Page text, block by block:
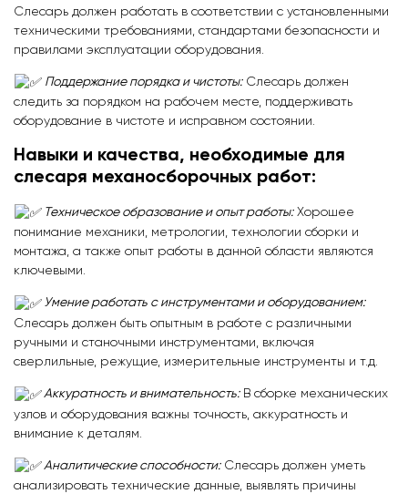
Слесарь должен работать в соответствии с установленными
техническими требованиями, стандартами безопасности и
правилами эксплуатации оборудования.
Поддержание порядка и чистоты:Слесарь должен
следить за порядком на рабочем месте, поддерживать
оборудование в чистоте и исправном состоянии.
Навыки и качества, необходимые для
слесаря механосборочных работ:
Техническое образование и опыт работы:Хорошее
понимание механики, метрологии, технологии сборки и
монтажа, а также опыт работы в данной области являются
ключевыми.
Умение работать с инструментами и оборудованием:
Слесарь должен быть опытным в работе с различными
ручными и станочными инструментами, включая
сверлильные, режущие, измерительные инструменты и т.д.
Аккуратность и внимательность:В сборке механических
узлов и оборудования важны точность, аккуратность и
внимание к деталям.
Аналитические способности:Слесарь должен уметь
анализировать технические данные, выявлять причины